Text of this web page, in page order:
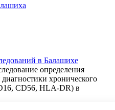
в Балашихе
определения
хронического
CD56, HLA-DR) в